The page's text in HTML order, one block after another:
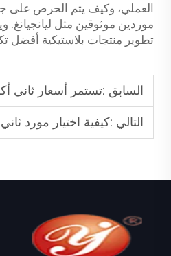
العملي، وكيف يتم الحرص على
موردين موثوقين مثل ليانجيانغ.
تطوير منتجات بلاستيكية أفضل
السابق :تستمر أسعار ثاني أكسيد التيتانيوم
التالي :كيفية اختيار مورد ثاني